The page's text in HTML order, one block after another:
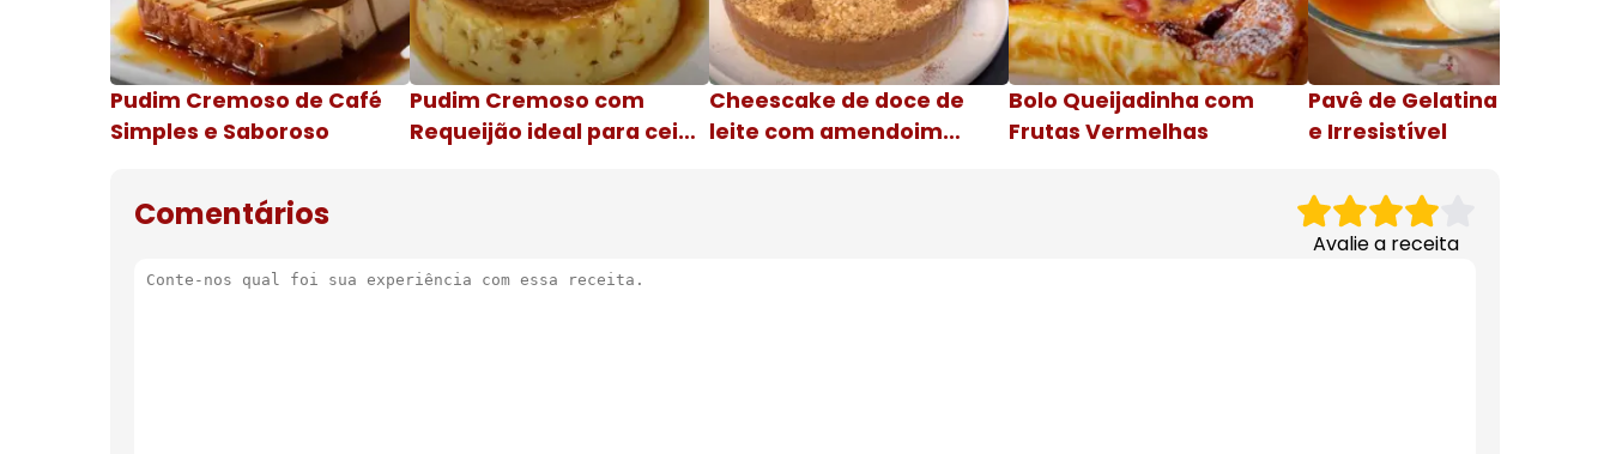
Pudim Cremoso de Café
Simples e Saboroso
Pudim Cremoso com
Requeijão ideal para ceia
Cheescake de doce de
leite com amendoim
Bolo Queijadinha com
Frutas Vermelhas
Pavê de Gelatina Cremosa
e Irresistível
Comentários
Avalie a receita